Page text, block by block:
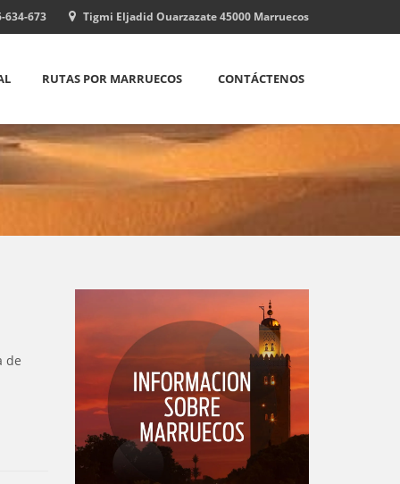
634-673 Tigmi Eljadid Ouarzazate 45000 Marruecos
RUTAS POR MARRUECOS CONTÁCTENOS
de